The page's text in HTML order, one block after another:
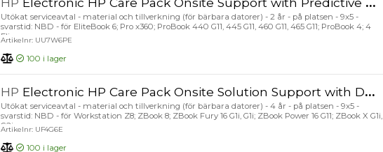
Utökat serviceavtal - material och tillverkning (för bärbara datorer) - 2 år - på platsen - 9x5 -
svarstid: NBD - för EliteBook 6; Pro x360; ProBook 440 G11, 445 G11, 460 G11, 465 G11; ProBook 4; 4
Flip
Artikelnr: UU7W6PE
100 i lager
HP Electronic HP Care Pack Onsite Solution Support with DMR/TRV/Peripherals
Utökat serviceavtal - material och tillverkning (för bärbara datorer) - 4 år - på platsen - 9x5 -
svarstid: NBD - för Workstation Z8; ZBook 8; ZBook Fury 16 G1i, G1i; ZBook Power 16 G11; ZBook X G1i,
G2i
Artikelnr: UF4G6E
100 i lager